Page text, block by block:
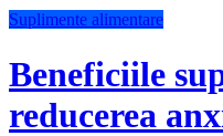
Suplimente alimentare
Beneficiile
reducerea